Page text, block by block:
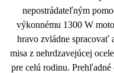
nepostrádateľným
výkonnému 1300 W
hravo zvládne spracovať
misa z nehrdzavejúcej
pre celú rodinu. Prehľadné